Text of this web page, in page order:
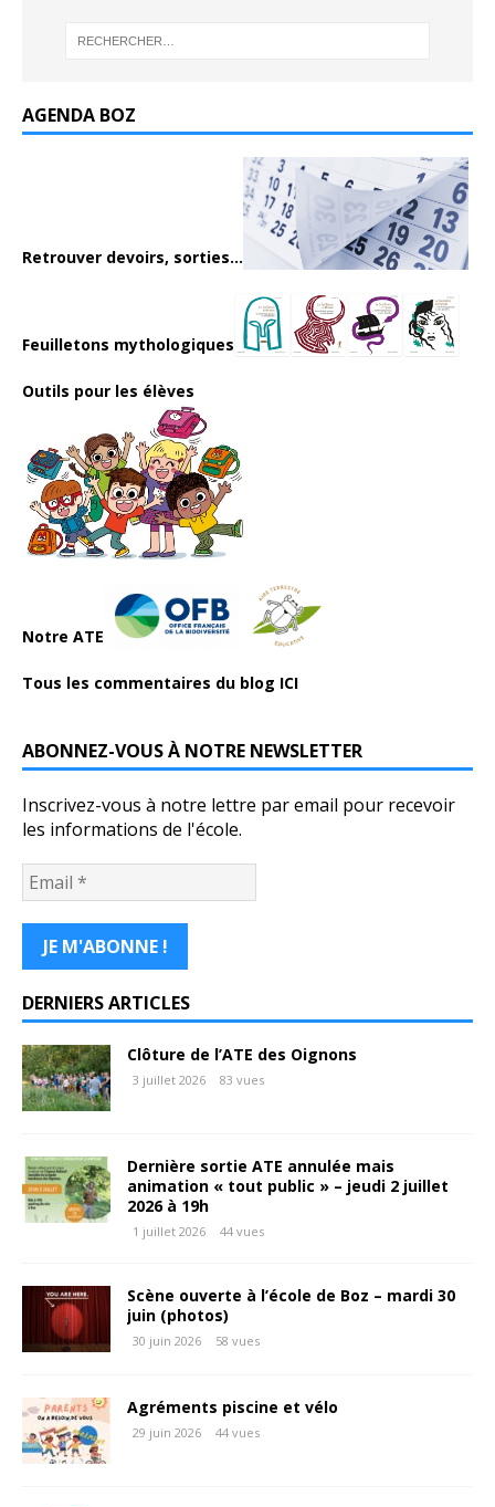
AGENDA BOZ
Retrouver devoirs, sorties...
Feuilletons mythologiques
Outils pour les élèves
Notre ATE
Tous les commentaires du blog ICI
ABONNEZ-VOUS À NOTRE NEWSLETTER
Inscrivez-vous à notre lettre par email pour recevoir
les informations de l'école.
DERNIERS ARTICLES
Clôture de l’ATE des Oignons
3 juillet 2026 83 vues
Dernière sortie ATE annulée mais
animation « tout public » – jeudi 2 juillet
2026 à 19h
1 juillet 2026 44 vues
Scène ouverte à l’école de Boz – mardi 30
juin (photos)
30 juin 2026 58 vues
Agréments piscine et vélo
29 juin 2026 44 vues